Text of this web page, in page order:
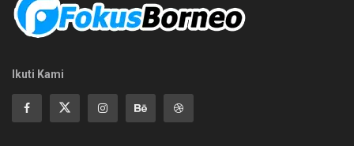
Ikuti Kami